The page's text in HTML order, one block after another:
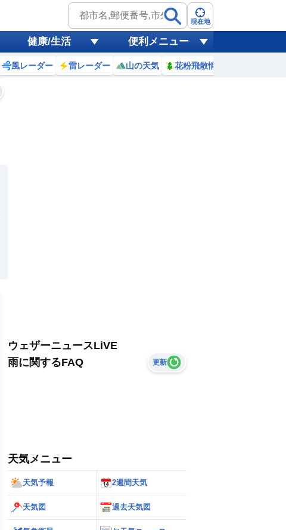
現在地
健康/生活 便利メニュー
風レーダー 雷レーダー 山の天気 花粉飛散情報
ウェザーニュースLiVE
雨に関するFAQ
更新
天気メニュー
天気予報 2週間天気
天気図 過去天気図